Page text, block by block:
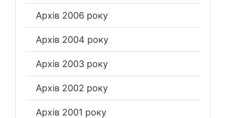
Архів 2006 року
Архів 2004 року
Архів 2003 року
Архів 2002 року
Архів 2001 року